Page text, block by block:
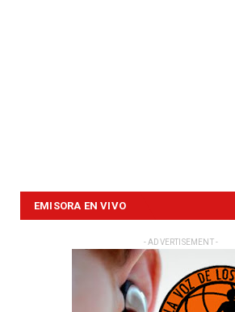
EMISORA EN VIVO
- ADVERTISEMENT -